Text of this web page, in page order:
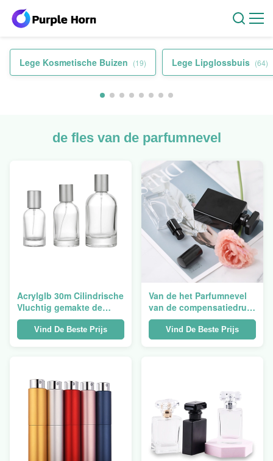
Lege Kosmetische Buizen (19) Lege Lipglossbuis (64)
de fles van de parfumnevel
Acrylglb 30m Cilindrische
Vluchtig gemakte de
Bajonetnevel van
Parfumbottlel
Vind De Beste Prijs
Van de het Parfumnevel
van de compensatiedruk
Verstuiver van de de
Flessen55ml 70ml 100ml
de Fijne Mist
Vind De Beste Prijs